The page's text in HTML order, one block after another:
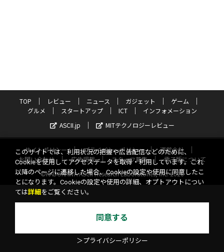
TOP レビュー ニュース ガジェット
ゲーム
グルメ
スタートアップ ICT
インフォメーション
ASCII.jp
MITテクノロジーレビュー
サイトポリシー プライバシーポリシー
運営会社
お問い合わせ
広告掲載 スタッフ募集
電子版について
©KADOKAWA ASCII Research Laboratories, Inc. 2026
このサイトでは、利用状況の把握や広告配信などのために、
Cookieを使用してアクセスデータを取得・利用しています。これ
以降のページに遷移した場合、Cookieの設定や使用に同意したこ
とになります。Cookieの設定や使用の詳細、オプトアウトについ
ては詳細 をご覧ください。
同意する
＞プライバシーポリシー